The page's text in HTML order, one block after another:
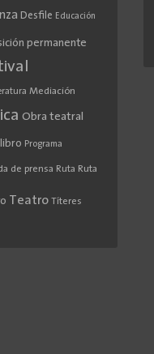
Desfile Educación
permanente
Mediación
Obra teatral
Programa
de prensa Ruta Ruta
Teatro Títeres